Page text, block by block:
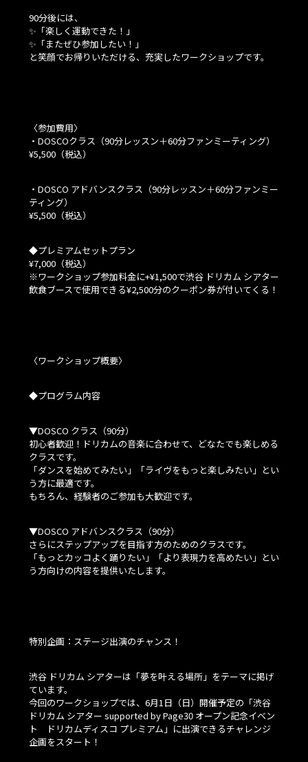
90分後には、
✨「楽しく運動できた！」
✨「またぜひ参加したい！」
と笑顔でお帰りいただける、充実したワークショップです。
〈参加費用〉
・DOSCOクラス（90分レッスン＋60分ファンミーティング）
¥5,500（税込）
・DOSCO アドバンスクラス（90分レッスン＋60分ファンミー
ティング）
¥5,500（税込）
◆プレミアムセットプラン
¥7,000（税込）
※ワークショップ参加料金に+¥1,500で渋谷 ドリカム シアター
飲食ブースで使用できる¥2,500分のクーポン券が付いてくる！
〈ワークショップ概要〉
◆プログラム内容
▼DOSCO クラス（90分）
初心者歓迎！ドリカムの音楽に合わせて、どなたでも楽しめる
クラスです。
「ダンスを始めてみたい」「ライヴをもっと楽しみたい」とい
う方に最適です。
もちろん、経験者のご参加も大歓迎です。
▼DOSCO アドバンスクラス（90分）
さらにステップアップを目指す方のためのクラスです。
「もっとカッコよく踊りたい」「より表現力を高めたい」とい
う方向けの内容を提供いたします。
特別企画：ステージ出演のチャンス！
渋谷 ドリカム シアターは「夢を叶える場所」をテーマに掲げ
ています。
今回のワークショップでは、6月1日（日）開催予定の「渋谷
ドリカム シアター supported by Page30 オープン記念イベン
ト ドリカムディスコ プレミアム」に出演できるチャレンジ
企画をスタート！